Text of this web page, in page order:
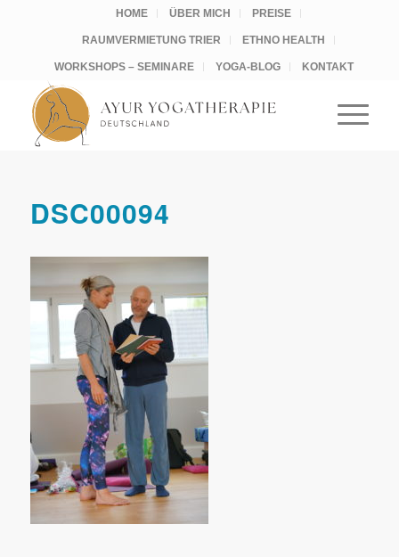
HOME ÜBER MICH PREISE
RAUMVERMIETUNG TRIER ETHNO HEALTH
WORKSHOPS – SEMINARE YOGA-BLOG KONTAKT
DSC00094